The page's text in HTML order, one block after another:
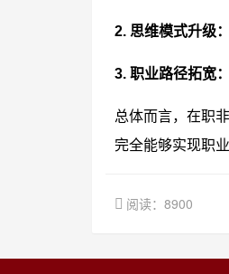
2. 思维模式升级：
3. 职业路径拓宽：
总体而言，在职
完全能够实现职
阅读：8900